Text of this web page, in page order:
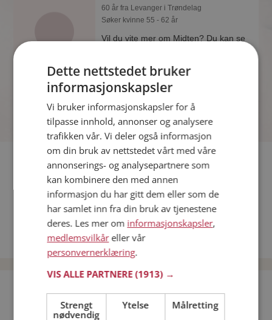
60 år fra Levanger i Trøndelag
Søker kvinne 55 - 62 år
Vil du vite mer om Midten? Du kan se
Møteplassen.
Fler single
Flere singlemenn fra Levanger: Truls XX,Peer,holio
Kvinner fra Levanger
Date kvinner i Norge
Date menn i Norge
Bli medlem gratis!
Dette nettstedet bruker
informasjonskapsler
Vi bruker informasjonskapsler for å
tilpasse innhold, annonser og analysere
trafikken vår. Vi deler også informasjon
om din bruk av nettstedet vårt med våre
annonserings- og analysepartnere som
kan kombinere den med annen
informasjon du har gitt dem eller som de
har samlet inn fra din bruk av tjenestene
deres. Les mer om informasjonskapsler,
medlemsvilkåreller vår
personvernerklæring.
VIS ALLE PARTNERE(1913) →
Strengt
nødvendig
Ytelse Målretting